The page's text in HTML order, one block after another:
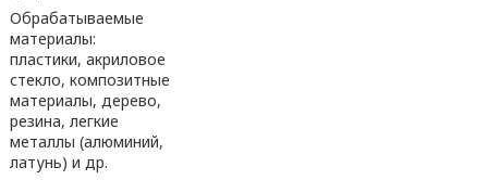
Обрабатываемые
материалы:
пластики, акриловое
стекло, композитные
материалы, дерево,
резина, легкие
металлы (алюминий,
латунь) и др.